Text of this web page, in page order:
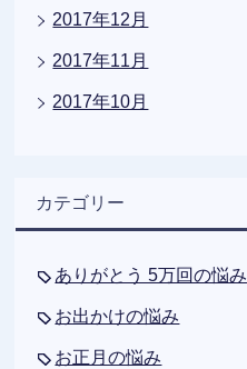
2017年12月
2017年11月
2017年10月
カテゴリー
ありがとう 5万回の悩み
お出かけの悩み
お正月の悩み